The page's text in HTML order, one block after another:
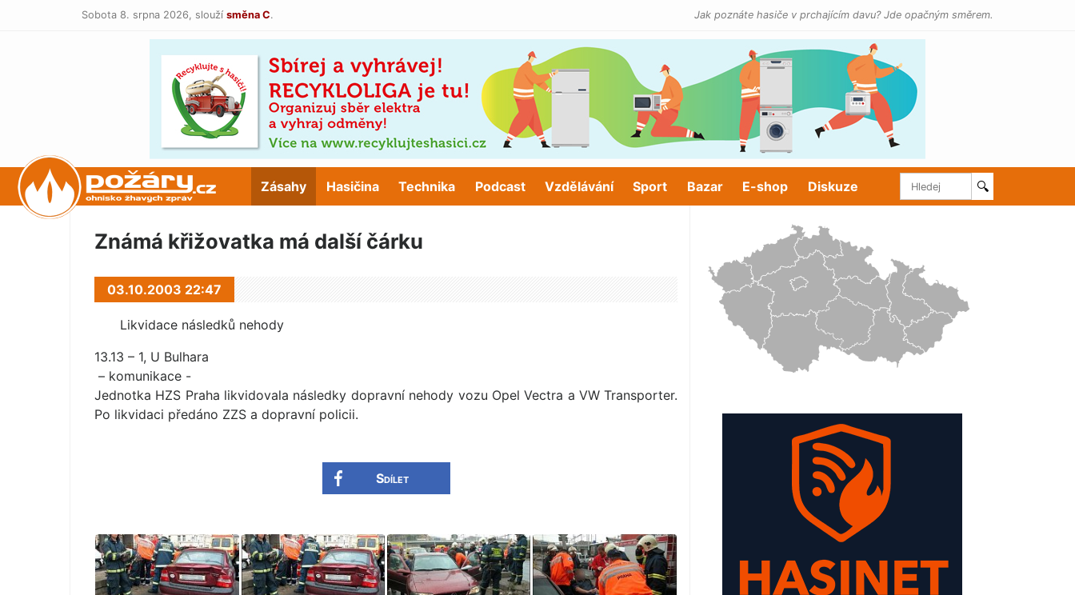
Sobota 8. srpna 2026, slouží směna C. Jak poznáte hasiče v prchajícím davu? Jde opačným směrem.
POŽÁRY.cz Zásahy Hasičina Technika Podcast Vzdělávání Sport Bazar E-shop Diskuze 🔍
Známá křižovatka má další čárku
03.10.2003 22:47
Likvidace následků nehody
13.13 – 1, U Bulhara
– komunikace -
Jednotka HZS Praha likvidovala následky dopravní nehody vozu Opel Vectra a VW Transporter.
Po likvidaci předáno ZZS a dopravní policii.
Sdílet